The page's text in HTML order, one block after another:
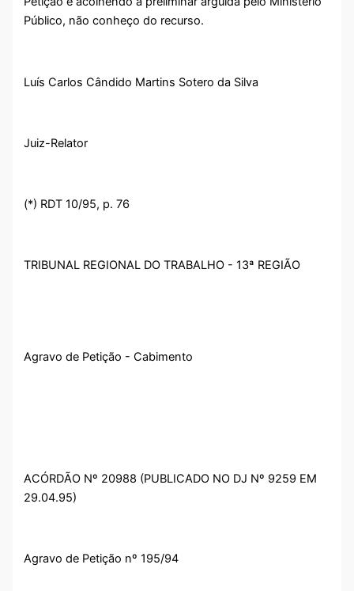
Público, não conheço do recurso.
Luís Carlos Cândido Martins Sotero da Silva
Juiz-Relator
(*) RDT 10/95, p. 76
TRIBUNAL REGIONAL DO TRABALHO - 13ª REGIÃO
Agravo de Petição - Cabimento
ACÓRDÃO Nº 20988 (PUBLICADO NO DJ Nº 9259 EM
29.04.95)
Agravo de Petição nº 195/94